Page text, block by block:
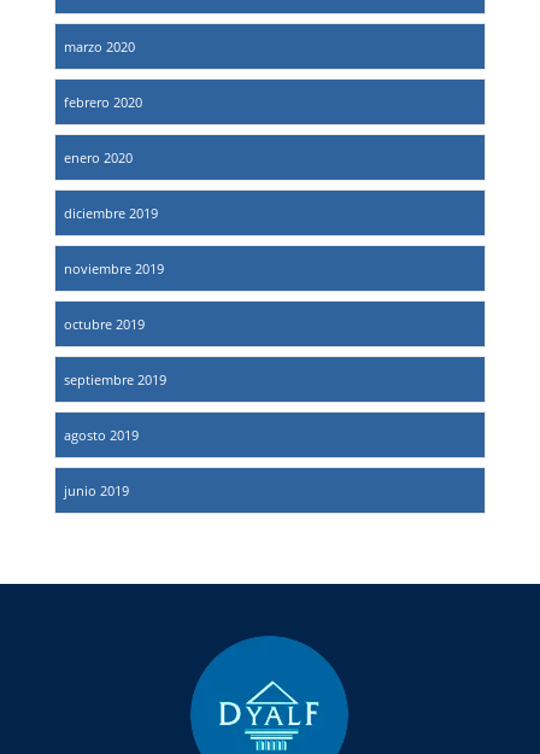
marzo 2020
febrero 2020
enero 2020
diciembre 2019
noviembre 2019
octubre 2019
septiembre 2019
agosto 2019
junio 2019